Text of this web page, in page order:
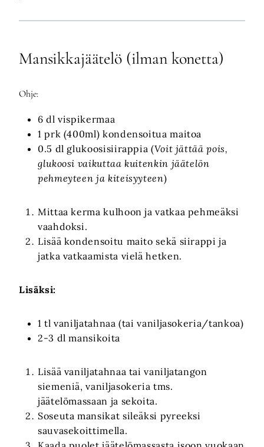
Mansikkajäätelö (ilman konetta)
Ohje:
6 dl vispikermaa
1 prk (400ml) kondensoitua maitoa
0.5 dl glukoosisiirappia (Voit jättää pois,
glukoosi vaikuttaa kuitenkin jäätelön
pehmeyteen ja kiteisyyteen)
Mittaa kerma kulhoon ja vatkaa pehmeäksi
vaahdoksi.
Lisää kondensoitu maito sekä siirappi ja
jatka vatkaamista vielä hetken.
Lisäksi:
1 tl vaniljatahnaa (tai vaniljasokeria/tankoa)
2-3 dl mansikoita
Lisää vaniljatahnaa tai vaniljatangon
siemeniä, vaniljasokeria tms.
jäätelömassaan ja sekoita.
Soseuta mansikat sileäksi pyreeksi
sauvasekoittimella.